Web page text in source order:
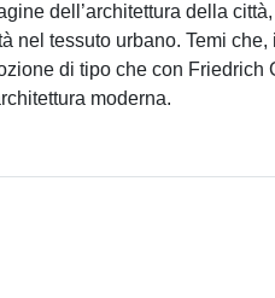
dell’architettura della
nel tessuto urbano. Temi che,
di tipo che con Friedrich
moderna.